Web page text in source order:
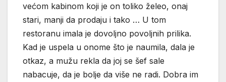
većom kabinom koji je on toliko želeo, onaj
stari, manji da prodaju i tako … U tom
restoranu imala je dovoljno povoljnih prilika.
Kad je uspela u onome što je naumila, dala je
otkaz, a mužu rekla da joj se šef sale
nabacuje, da je bolje da više ne radi. Dobra im